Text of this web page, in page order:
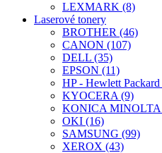
LEXMARK (8)
Laserové tonery
BROTHER (46)
CANON (107)
DELL (35)
EPSON (11)
HP - Hewlett
KYOCERA (9)
KONICA MINOLTA
OKI (16)
SAMSUNG (99)
XEROX (43)